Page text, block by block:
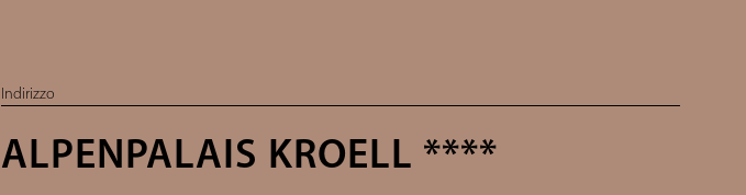
Indirizzo
ALPENPALAIS KROELL ****